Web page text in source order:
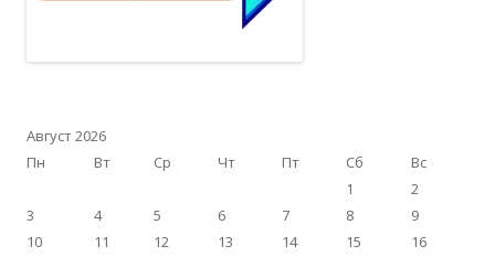
Август 2026
Пн
Вт Ср Чт Пт Сб
Вс
1
2
3
4 5 6 7 8
9
10
11 12 13 14 15
16